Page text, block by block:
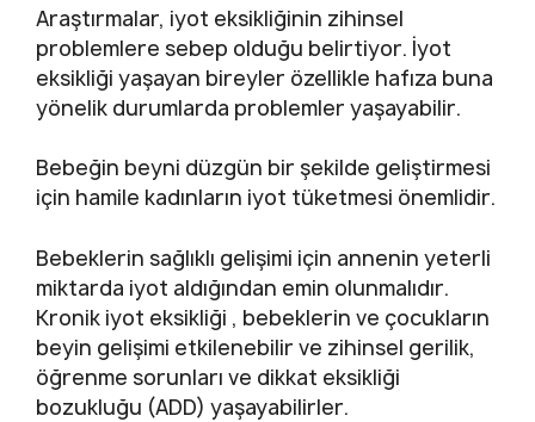
Araştırmalar, iyot eksikliğinin zihinsel
problemlere sebep olduğu belirtiyor. İyot
eksikliği yaşayan bireyler özellikle hafıza buna
yönelik durumlarda problemler yaşayabilir.
Bebeğin beyni düzgün bir şekilde geliştirmesi
için hamile kadınların iyot tüketmesi önemlidir.
Bebeklerin sağlıklı gelişimi için annenin yeterli
miktarda iyot aldığından emin olunmalıdır.
Kronik iyot eksikliği , bebeklerin ve çocukların
beyin gelişimi etkilenebilir ve zihinsel gerilik,
öğrenme sorunları ve dikkat eksikliği
bozukluğu (ADD) yaşayabilirler.